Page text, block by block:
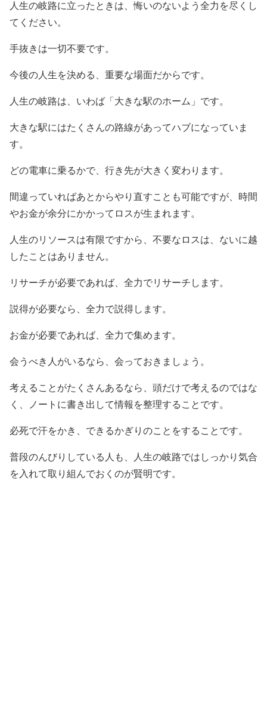
人生の岐路に立ったときは、悔いのないよう全力を尽くし
てください。
手抜きは一切不要です。
今後の人生を決める、重要な場面だからです。
人生の岐路は、いわば「大きな駅のホーム」です。
大きな駅にはたくさんの路線があってハブになっていま
す。
どの電車に乗るかで、行き先が大きく変わります。
間違っていればあとからやり直すことも可能ですが、時間
やお金が余分にかかってロスが生まれます。
人生のリソースは有限ですから、不要なロスは、ないに越
したことはありません。
リサーチが必要であれば、全力でリサーチします。
説得が必要なら、全力で説得します。
お金が必要であれば、全力で集めます。
会うべき人がいるなら、会っておきましょう。
考えることがたくさんあるなら、頭だけで考えるのではな
く、ノートに書き出して情報を整理することです。
必死で汗をかき、できるかぎりのことをすることです。
普段のんびりしている人も、人生の岐路ではしっかり気合
を入れて取り組んでおくのが賢明です。